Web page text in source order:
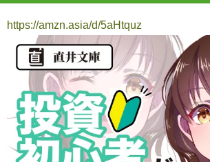
https://amzn.asia/d/5aHtquz